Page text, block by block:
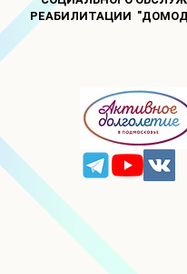
РЕАБИЛИТАЦИИ